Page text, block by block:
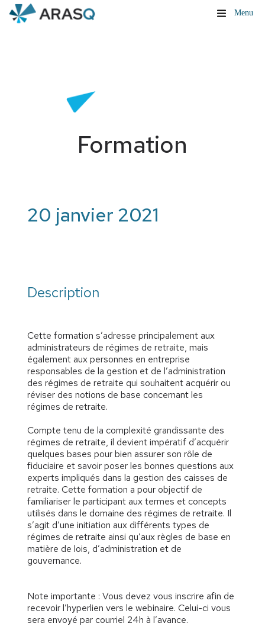
Menu
Formation
20 janvier 2021
Description
Cette formation s’adresse principalement aux
administrateurs de régimes de retraite, mais
également aux personnes en entreprise
responsables de la gestion et de l’administration
des régimes de retraite qui souhaitent acquérir ou
réviser des notions de base concernant les
régimes de retraite.
Compte tenu de la complexité grandissante des
régimes de retraite, il devient impératif d’acquérir
quelques bases pour bien assurer son rôle de
fiduciaire et savoir poser les bonnes questions aux
experts impliqués dans la gestion des caisses de
retraite. Cette formation a pour objectif de
familiariser le participant aux termes et concepts
utilisés dans le domaine des régimes de retraite. Il
s’agit d’une initiation aux différents types de
régimes de retraite ainsi qu’aux règles de base en
matière de lois, d’administration et de
gouvernance.
Note importante : Vous devez vous inscrire afin de
recevoir l’hyperlien vers le webinaire. Celui-ci vous
sera envoyé par courriel 24h à l’avance.